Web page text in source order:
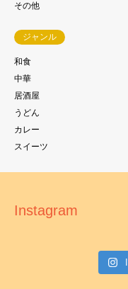
その他
ジャンル
和食
中華
居酒屋
うどん
カレー
スイーツ
Instagram